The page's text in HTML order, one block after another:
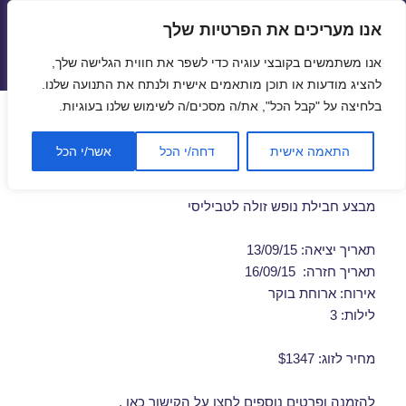
אנו מעריכים את הפרטיות שלך
אנו משתמשים בקובצי עוגיה כדי לשפר את חווית הגלישה שלך,
להציג מודעות או תוכן מותאמים אישית ולנתח את התנועה שלנו.
בלחיצה על "קבל הכל", את/ה מסכים/ה לשימוש שלנו בעוגיות.
התאמה אישית דחה/י הכל אשר/י הכל
תפריטים
ווידג'טים
חבילות נופש לטביליסי
בספטמבר 13/09/2015
מבצע חבילת נופש זולה לטביליסי
תאריך יציאה: 13/09/15
תאריך חזרה: 16/09/15
אירוח: ארוחת בוקר
לילות: 3
מחיר לזוג: $1347
להזמנה ופרטים נוספים לחצו על הקישור כאן .